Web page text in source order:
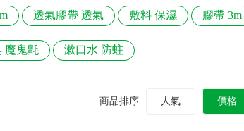
透氣膠帶 透氣 敷料 保濕 膠帶 3m
魔鬼氈 漱口水 防蛀
商品排序 人氣 價格